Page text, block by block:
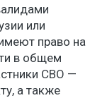
или
право на
в общем
СВО —
а также